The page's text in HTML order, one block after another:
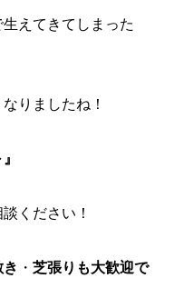
えてきてしまった
りましたね！
談ください！
・ 芝張り も大歓迎で